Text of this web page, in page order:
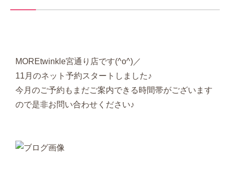
MOREtwinkle宮通り店です(^o^)／
11月のネット予約スタートしました♪
今月のご予約もまだご案内できる時間帯がございます
ので是非お問い合わせください♪